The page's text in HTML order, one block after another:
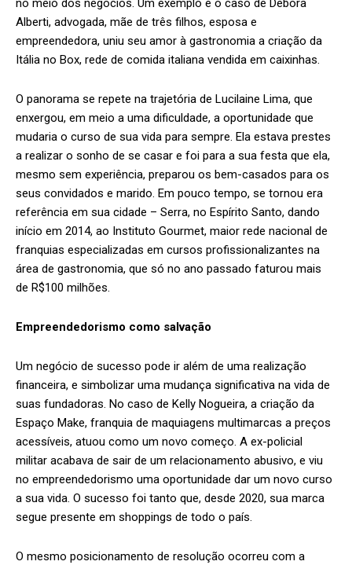
no meio dos negócios. Um exemplo é o caso de Debora
Alberti, advogada, mãe de três filhos, esposa e
empreendedora, uniu seu amor à gastronomia a criação da
Itália no Box, rede de comida italiana vendida em caixinhas.
O panorama se repete na trajetória de Lucilaine Lima, que
enxergou, em meio a uma dificuldade, a oportunidade que
mudaria o curso de sua vida para sempre. Ela estava prestes
a realizar o sonho de se casar e foi para a sua festa que ela,
mesmo sem experiência, preparou os bem-casados para os
seus convidados e marido. Em pouco tempo, se tornou era
referência em sua cidade – Serra, no Espírito Santo, dando
início em 2014, ao Instituto Gourmet, maior rede nacional de
franquias especializadas em cursos profissionalizantes na
área de gastronomia, que só no ano passado faturou mais
de R$100 milhões.
Empreendedorismo como salvação
Um negócio de sucesso pode ir além de uma realização
financeira, e simbolizar uma mudança significativa na vida de
suas fundadoras. No caso de Kelly Nogueira, a criação da
Espaço Make, franquia de maquiagens multimarcas a preços
acessíveis, atuou como um novo começo. A ex-policial
militar acabava de sair de um relacionamento abusivo, e viu
no empreendedorismo uma oportunidade dar um novo curso
a sua vida. O sucesso foi tanto que, desde 2020, sua marca
segue presente em shoppings de todo o país.
O mesmo posicionamento de resolução ocorreu com a